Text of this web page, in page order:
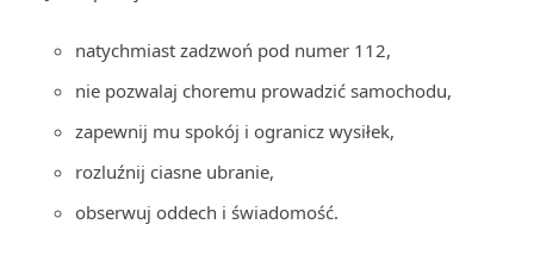
natychmiast zadzwoń pod numer 112,
nie pozwalaj choremu prowadzić samochodu,
zapewnij mu spokój i ogranicz wysiłek,
rozluźnij ciasne ubranie,
obserwuj oddech i świadomość.